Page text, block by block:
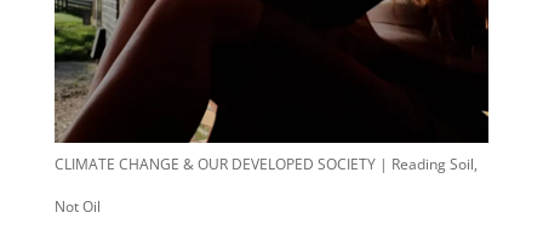
CLIMATE CHANGE & OUR DEVELOPED SOCIETY | Reading Soil,
Not Oil